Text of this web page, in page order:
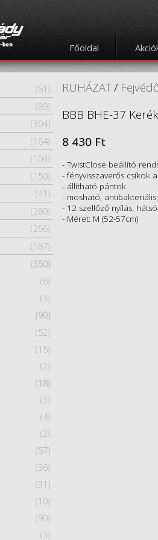
Főoldal
(61)
(89)
(304)
(164)
(104)
(150)
(41)
(260)
(256)
(167)
(350)
(6)
(3)
(90)
(52)
(15)
(2)
(18)
(3)
(4)
(2)
(57)
(36)
(31)
(10)
(90)
(3)
RUHÁZAT/
BBB BHE-37
8 430 Ft
- TwistClose beállító
- fényvisszaverős csíkok
- állítható pántok
- mosható,
- 12 szellőző nyílás,
- Méret: M (52-57cm)